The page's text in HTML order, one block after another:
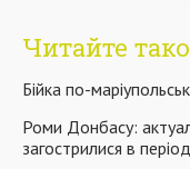
Читайте
Бійка по-
Роми Донбасу:
загострилися в